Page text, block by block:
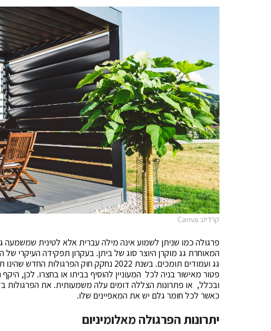
קרדיט: Canva
פרגולה כמו שניתן לשמוע אינה מילה עברית אלא לטינית שמשמעה
המאוחרת גג מוקרן היוצר סוג של ביתן. בעקרון תפקידה העיקרי
פטור מאישור בניה לכל המעוניין להוסיף בביתו או בחצרו. לכן,
ובכלל, או פתרונות הצללה דומים עלה משמעותית. את הפרגולות
כאשר לכל חומר גלם יש את המאפיינים שלו.
יתרונות הפרגולה מאלומיניום